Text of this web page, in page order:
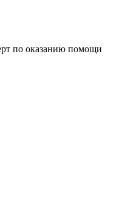
по оказанию помощи